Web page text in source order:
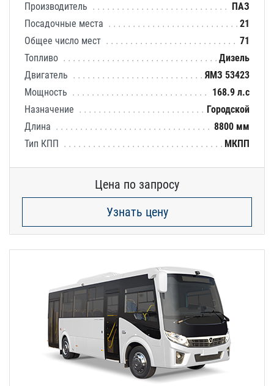
Производитель
ПАЗ
Посадочные места
21
Общее число мест
71
Топливо
Дизель
Двигатель
ЯМЗ 53423
Мощность
168.9 л.с
Назначение
Городской
Длина
8800 мм
Тип КПП
МКПП
Цена по запросу
Узнать цену